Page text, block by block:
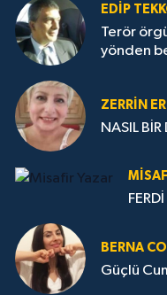
EDIP
Terör
yönden
ZERRIN
NASIL
BERNA
Güçlü